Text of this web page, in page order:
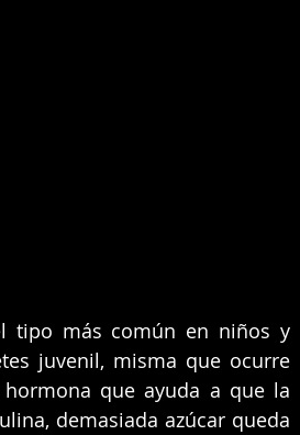
tipo más común en niños y
juvenil, misma que ocurre
que ayuda a que la
demasiada azúcar queda